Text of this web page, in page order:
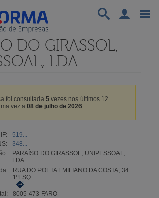
DO GIRASSOL,
LDA
foi consultada 5vezes nos últimos 12
vez a 08 de julho de 2026.
519...
348...
PARAÍSO DO GIRASSOL, UNIPESSOAL,
LDA
RUA DO POETA EMILIANO DA COSTA, 34
1ºESQ.
8005-473 FARO